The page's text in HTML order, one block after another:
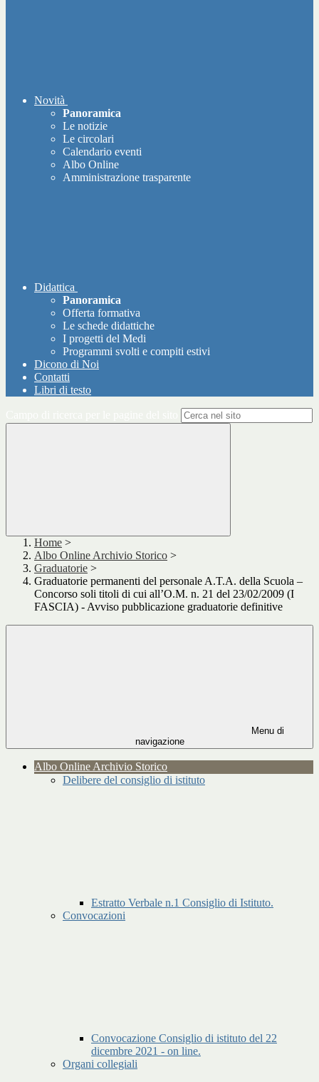
Novità
Panoramica
Le notizie
Le circolari
Calendario eventi
Albo Online
Amministrazione trasparente
Didattica
Panoramica
Offerta formativa
Le schede didattiche
I progetti del Medi
Programmi svolti e compiti estivi
Dicono di Noi
Contatti
Libri di testo
Home >
Albo Online Archivio Storico >
Graduatorie >
Graduatorie permanenti del personale A.T.A. della Scuola –
Concorso soli titoli di cui all’O.M. n. 21 del 23/02/2009 (I
FASCIA) - Avviso pubblicazione graduatorie definitive
Menu di
navigazione
Albo Online Archivio Storico
Delibere del consiglio di istituto
Estratto Verbale n.1 Consiglio di Istituto.
Convocazioni
Convocazione Consiglio di istituto del 22
dicembre 2021 - on line.
Organi collegiali